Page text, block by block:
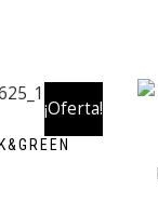
¡Oferta!